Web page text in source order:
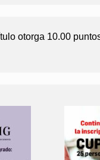
otorga 10.00